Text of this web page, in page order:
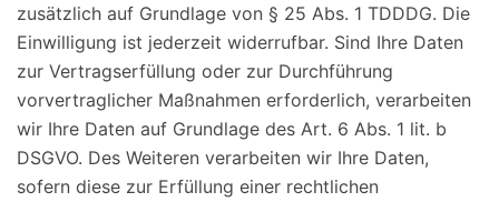
zusätzlich auf Grundlage von § 25 Abs. 1 TDDDG. Die
Einwilligung ist jederzeit widerrufbar. Sind Ihre Daten
zur Vertragserfüllung oder zur Durchführung
vorvertraglicher Maßnahmen erforderlich, verarbeiten
wir Ihre Daten auf Grundlage des Art. 6 Abs. 1 lit. b
DSGVO. Des Weiteren verarbeiten wir Ihre Daten,
sofern diese zur Erfüllung einer rechtlichen